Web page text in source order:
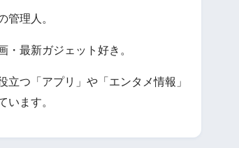
管理人。
・最新ガジェット好き。
立つ「アプリ」や「エンタメ情報」
います。